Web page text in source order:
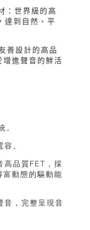
：世界級的高
達到自然、平
善設計的高品
增進聲音的鮮活
。
。
高品質FET，採
富動態的驅動能
音，完整呈現音